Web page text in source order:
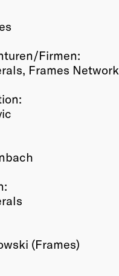
Firmen:
Frames Network
(Frames)